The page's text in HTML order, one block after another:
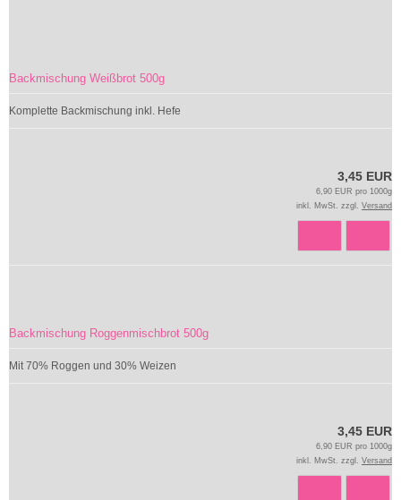
Backmischung Weißbrot 500g
Komplette Backmischung inkl. Hefe
3,45 EUR
6,90 EUR pro 1000g
inkl. MwSt. zzgl. Versand
Backmischung Roggenmischbrot 500g
Mit 70% Roggen und 30% Weizen
3,45 EUR
6,90 EUR pro 1000g
inkl. MwSt. zzgl. Versand